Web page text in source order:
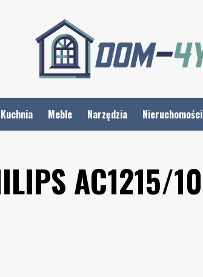
Kuchnia Meble Narzędzia Nieruchomości
AC1215/10